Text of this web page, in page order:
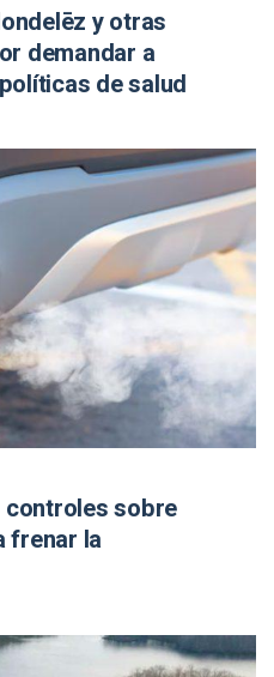
y otras
demandar a
de salud
controles sobre
frenar la